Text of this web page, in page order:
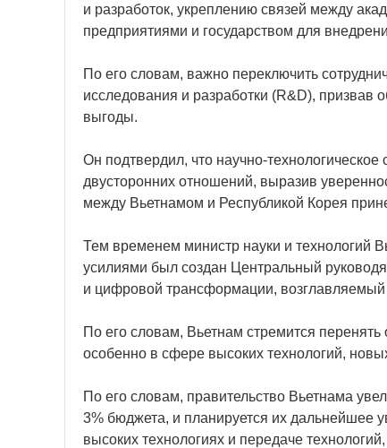
и разработок, укреплению связей между
предприятиями и государством для
По его словам, важно переключить
исследования и разработки (R&D), призвав
выгоды.
Он подтвердил, что научно-
двусторонних отношений, выразив
между Вьетнамом и Республикой Корея
Тем временем министр науки и технологий
усилиями был создан Центральный
и цифровой трансформации,
По его словам, Вьетнам стремится перенять
особенно в сфере высоких технологий,
По его словам, правительство Вьетнама
3% бюджета, и планируется их дальнейшее
высоких технологиях и передаче